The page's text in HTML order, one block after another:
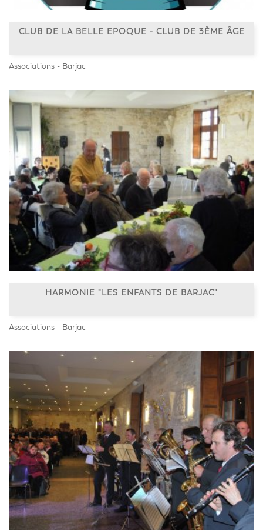
CLUB DE LA BELLE EPOQUE - CLUB DE 3ÈME ÂGE
Associations - Barjac
HARMONIE "LES ENFANTS DE BARJAC"
Associations - Barjac